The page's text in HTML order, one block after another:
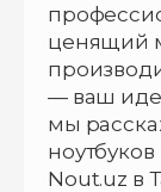
ценящий
— ваш
мы
Nout.uz в